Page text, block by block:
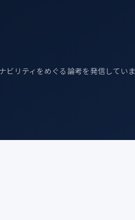
ビリティをめぐる論考を発信していま